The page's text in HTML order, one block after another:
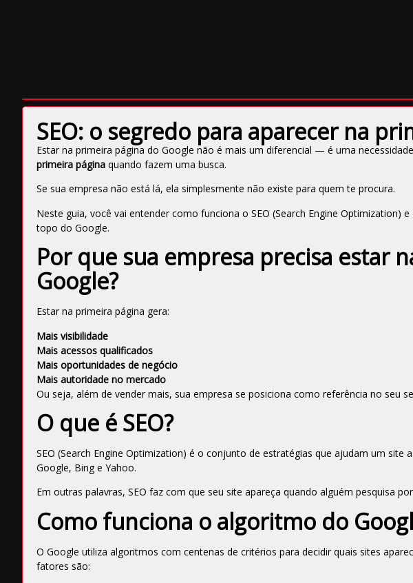
SEO: o segredo para aparecer na
Estar na primeira página do Google não é mais um diferencial — é uma
primeira página quando fazem uma busca.
Se sua empresa não está lá, ela simplesmente não existe para quem te procura.
Neste guia, você vai entender como funciona o SEO (Search Engine Optimization)
topo do Google.
Por que sua empresa precisa estar
Google?
Estar na primeira página gera:
Mais visibilidade
Mais acessos qualificados
Mais oportunidades de negócio
Mais autoridade no mercado
Ou seja, além de vender mais, sua empresa se posiciona como referência no seu
O que é SEO?
SEO (Search Engine Optimization) é o conjunto de estratégias que ajudam um
Google, Bing e Yahoo.
Em outras palavras, SEO faz com que seu site apareça quando alguém pesquisa
Como funciona o algoritmo do
O Google utiliza algoritmos com centenas de critérios para decidir quais sites
fatores são: